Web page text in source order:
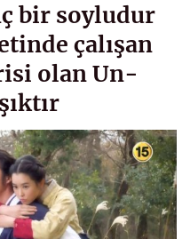
bir soyludur
çalışan
olan Un-